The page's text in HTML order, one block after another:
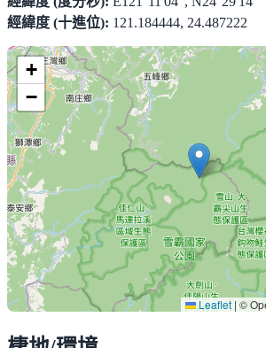
經緯度 (十進位): 121.184444, 24.487222
+
−
Leaflet | ©